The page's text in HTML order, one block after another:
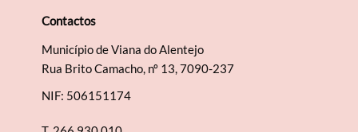
Contactos
Município de Viana do Alentejo
Rua Brito Camacho, nº 13, 7090-237
NIF: 506151174